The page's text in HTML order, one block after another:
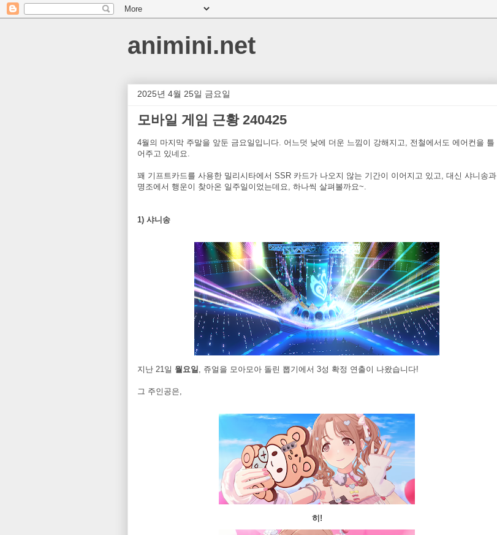
animini.net
2025년 4월 25일 금요일
모바일 게임 근황 240425
4월의 마지막 주말을 앞둔 금요일입니다. 어느덧 낮에 더운 느낌이 강해지고, 전철에서도 에어컨을 틀
어주고 있네요.
꽤 기프트카드를 사용한 밀리시타에서 SSR 카드가 나오지 않는 기간이 이어지고 있고, 대신 샤니송과
명조에서 행운이 찾아온 일주일이었는데요, 하나씩 살펴볼까요~.
1) 샤니송
지난 21일 월요일, 쥬얼을 모아모아 돌린 뽑기에서 3성 확정 연출이 나왔습니다!
그 주인공은,
히!